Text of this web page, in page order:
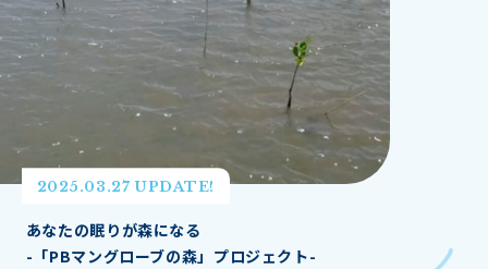
2025.03.27 UPDATE!
あなたの眠りが森になる
-「PBマングローブの森」プロジェクト-